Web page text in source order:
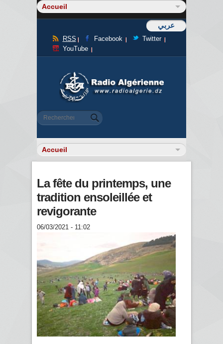
عربي
RSS Facebook
Twitter
YouTube
Formulaire de recherche
Rechercher
La fête du printemps, une
tradition ensoleillée et
revigorante
06/03/2021 - 11:02